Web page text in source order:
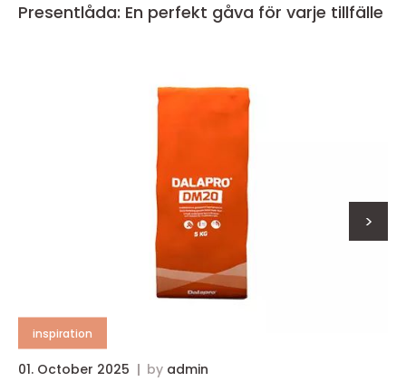
Presentlåda: En perfekt gåva för varje tillfälle
inspiration
01. October 2025 by admin
>